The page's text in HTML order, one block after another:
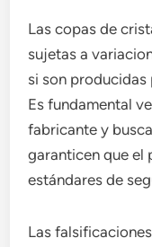
Las copas de
sujetas a
si son
Es fundamental
fabricante y
garanticen que el
estándares de
Las